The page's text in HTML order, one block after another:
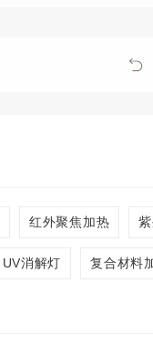
红外聚焦加热
UV消解灯 复合材料